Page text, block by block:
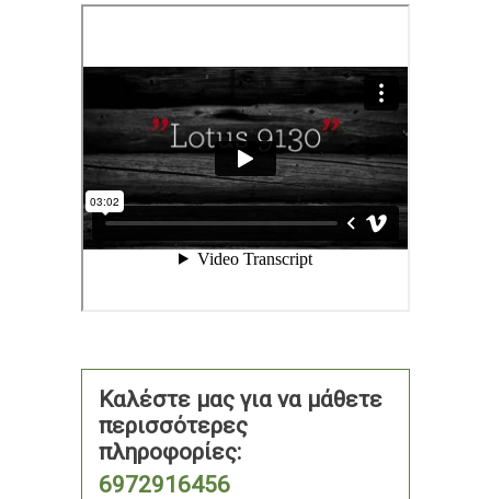
Καλέστε μας για να μάθετε
περισσότερες
πληροφορίες:
6972916456